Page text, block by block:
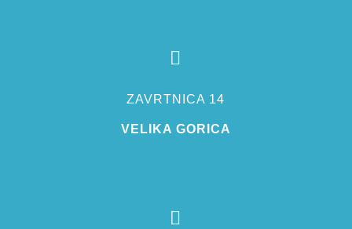

ZAVRTNICA 14
VELIKA GORICA
